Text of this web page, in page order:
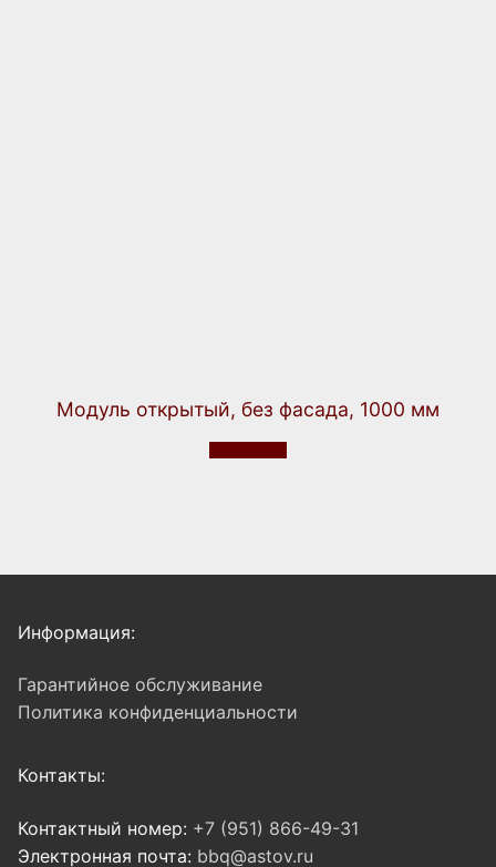
Модуль открытый, без фасада, 1000 мм
Информация:
Гарантийное обслуживание
Политика конфиденциальности
Контакты:
Контактный номер: +7 (951) 866-49-31
Электронная почта: bbq@astov.ru